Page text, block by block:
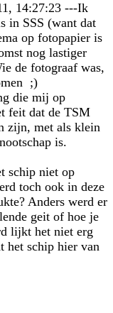
14:27:23 ---Ik
in SSS (want dat
op fotopapier is
nog lastiger
de fotograaf was,
;)
die mij op
feit dat de TSM
zijn, met als klein
is.
schip niet op
toch ook in deze
Anders werd er
geit of hoe je
lijkt het niet erg
het schip hier van